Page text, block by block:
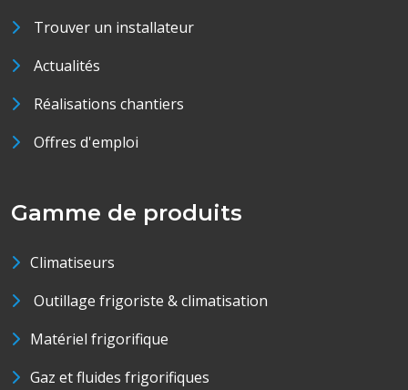
Trouver un installateur
Actualités
Réalisations chantiers
Offres d'emploi
Gamme de produits
Climatiseurs
Outillage frigoriste & climatisation
Matériel frigorifique
Gaz et fluides frigorifiques